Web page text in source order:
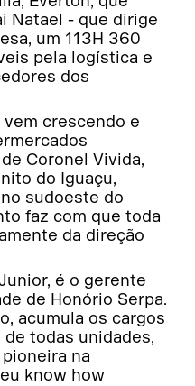
Natael - que dirige
um 113H 360
pela logística e
dos
crescendo e
Coronel Vivida,
do Iguaçu,
sudoeste do
faz com que toda
da direção
é o gerente
de Honório Serpa.
acumula os cargos
todas unidades,
na
know how